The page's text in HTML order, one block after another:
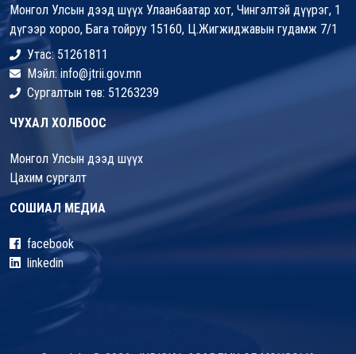
Монгол Улсын дээд шүүх Улаанбаатар хот, Чингэлтэй дүүрэг, 1
дүгээр хороо, Бага тойруу 15160, Ц.Жигжиджавын гудамж 7/1
Утас: 51261811
Мэйл: info@jtrii.gov.mn
Сургалтын төв: 51263239
ЧУХАЛ ХОЛБООС
Монгол Улсын дээд шүүх
Цахим сургалт
СОШИАЛ МЕДИА
facebook
linkedin